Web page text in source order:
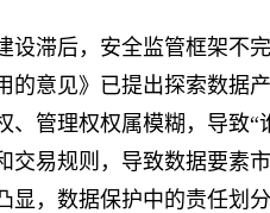
滞后，安全监管框架不
意见》已提出探索数据
、管理权权属模糊，导致“
交易规则，导致数据要素
，数据保护中的责任划